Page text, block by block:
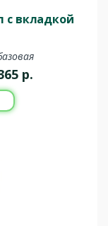
с вкладкой
р.